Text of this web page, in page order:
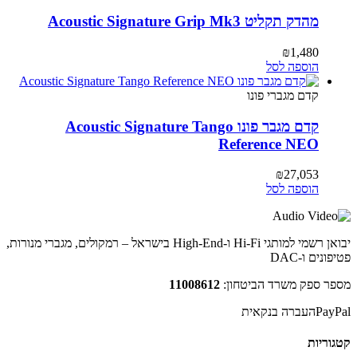
מהדק תקליט Acoustic Signature Grip Mk3
₪1,480
הוספה לסל
קדם מגברי פונו
קדם מגבר פונו Acoustic Signature Tango
Reference NEO
₪27,053
הוספה לסל
יבואן רשמי למותגי Hi-Fi ו-High-End בישראל – רמקולים, מגברי מנורות,
פטיפונים ו-DAC
מספר ספק משרד הביטחון: 11008612
PayPalהעברה בנקאית
קטגוריות